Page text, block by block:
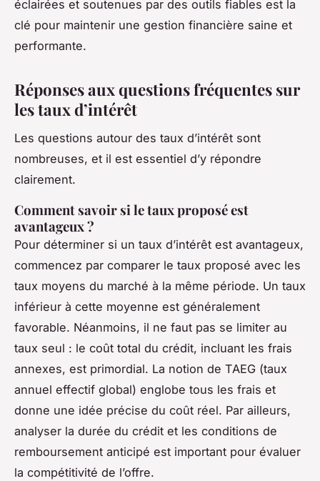
éclairées et soutenues par des outils fiables est la
clé pour maintenir une gestion financière saine et
performante.
Réponses aux questions fréquentes sur
les taux d’intérêt
Les questions autour des taux d’intérêt sont
nombreuses, et il est essentiel d’y répondre
clairement.
Comment savoir si le taux proposé est
avantageux ?
Pour déterminer si un taux d’intérêt est avantageux,
commencez par comparer le taux proposé avec les
taux moyens du marché à la même période. Un taux
inférieur à cette moyenne est généralement
favorable. Néanmoins, il ne faut pas se limiter au
taux seul : le coût total du crédit, incluant les frais
annexes, est primordial. La notion de TAEG (taux
annuel effectif global) englobe tous les frais et
donne une idée précise du coût réel. Par ailleurs,
analyser la durée du crédit et les conditions de
remboursement anticipé est important pour évaluer
la compétitivité de l’offre.